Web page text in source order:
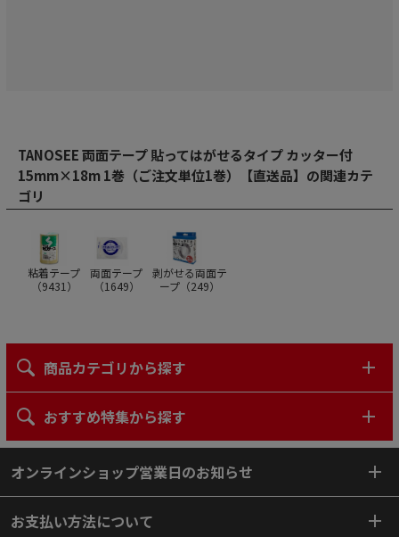
TANOSEE 両面テープ 貼ってはがせるタイプ カッター付
15mm×18m 1巻（ご注文単位1巻）【直送品】の関連カテ
ゴリ
粘着テープ
（9431 ）
両面テープ
（1649）
剥がせる両面テ
ープ（249）
商品カテゴリから探す
おすすめ特集から探す
オンラインショップ営業日のお知らせ
お支払い方法について